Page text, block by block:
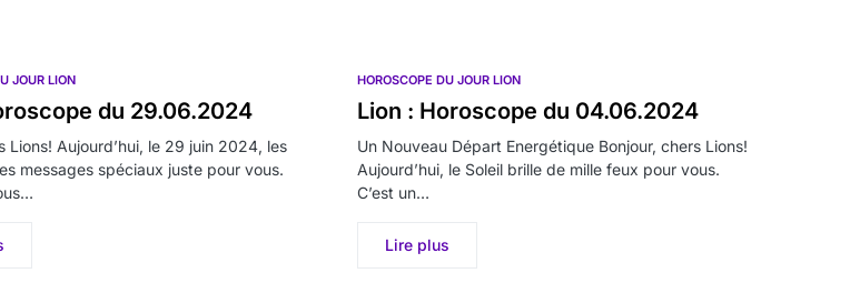
JOUR LION
du 29.06.2024
Lions! Aujourd’hui, le 29 juin 2024, les
messages spéciaux juste pour vous.
HOROSCOPE DU JOUR LION
Lion : Horoscope du 04.06.2024
Un Nouveau Départ Energétique Bonjour, chers Lions!
Aujourd’hui, le Soleil brille de mille feux pour vous.
C’est un…
Lire plus